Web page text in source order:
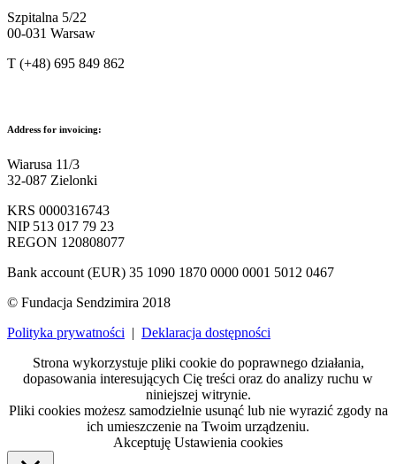
Szpitalna 5/22
00-031 Warsaw
T (+48) 695 849 862
Address for invoicing:
Wiarusa 11/3
32-087 Zielonki
KRS 0000316743
NIP 513 017 79 23
REGON 120808077
Bank account (EUR) 35 1090 1870 0000 0001 5012 0467
© Fundacja Sendzimira 2018
Polityka prywatności | Deklaracja dostępności
Strona wykorzystuje pliki cookie do poprawnego działania,
dopasowania interesujących Cię treści oraz do analizy ruchu w
niniejszej witrynie.
Pliki cookies możesz samodzielnie usunąć lub nie wyrazić zgody na
ich umieszczenie na Twoim urządzeniu.
Akceptuję Ustawienia cookies